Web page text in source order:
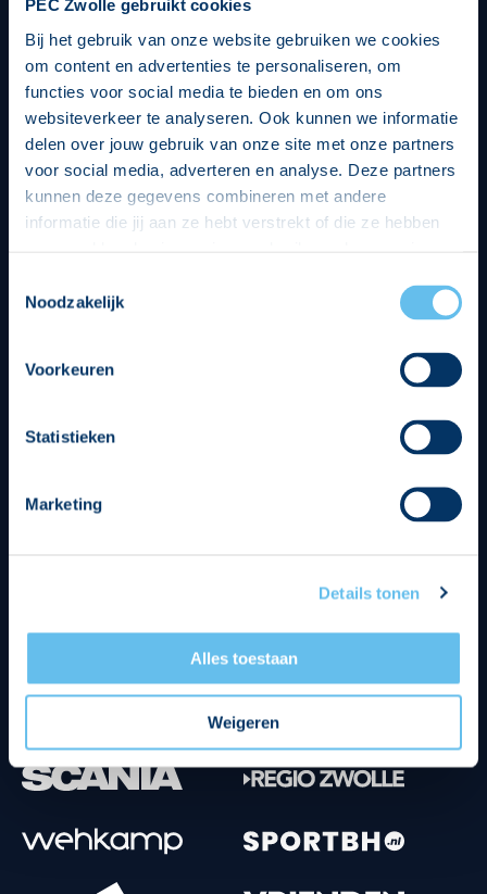
PEC Zwolle gebruikt cookies
Bij het gebruik van onze website gebruiken we cookies
om content en advertenties te personaliseren, om
functies voor social media te bieden en om ons
websiteverkeer te analyseren. Ook kunnen we informatie
delen over jouw gebruik van onze site met onze partners
voor social media, adverteren en analyse. Deze partners
kunnen deze gegevens combineren met andere
informatie die jij aan ze hebt verstrekt of die ze hebben
op een veilige en integere wijze. Je kunt je toestemming
beheren op de privacy- en cookieverklaring pagina.
Noodzakelijk
Voorkeuren
Statistieken
Marketing
Details tonen
Alles toestaan
Weigeren